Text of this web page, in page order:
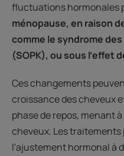
fluctuations hormonales
ménopause, en raison
comme le syndrome
(SOPK), ou sous l'effet
Ces changements
croissance des cheveux
phase de repos, menant
cheveux. Les traitements
l'ajustement hormonal à